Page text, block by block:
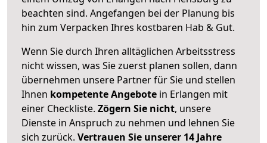
beachten sind. Angefangen bei der Planung bis
hin zum Verpacken Ihres kostbaren Hab & Gut.
Wenn Sie durch Ihren alltäglichen Arbeitsstress
nicht wissen, was Sie zuerst planen sollen, dann
übernehmen unsere Partner für Sie und stellen
Ihnen kompetente Angebote in Erlangen mit
einer Checkliste. Zögern Sie nicht, unsere
Dienste in Anspruch zu nehmen und lehnen Sie
sich zurück. Vertrauen Sie unserer 14 Jahre